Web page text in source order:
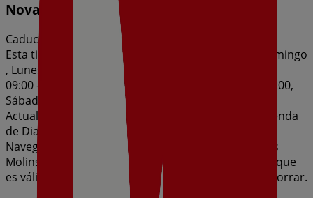
Nova Qualitat Dia del 05/08 al 11/08
Caduca el 11/8
Esta tienda de Dia tiene los siguientes horarios: Domingo
, Lunes 09:00 - 21:00, Martes 09:00 - 21:00, Miércoles
09:00 - 21:00, Jueves 09:00 - 21:00, Viernes 09:00 - 21:00,
Sábado 09:00 - 21:00
Actualmente hay 1 catálogos disponibles en esta tienda
de Dia.
Navega por el último catálogo de Dia en Carrer Dels
Molins Nous, 6 Nova Qualitat Dia del 05/08 al 11/08 que
es válido del 5/8/2026 al 11/8/2026 y no pares de ahorrar.